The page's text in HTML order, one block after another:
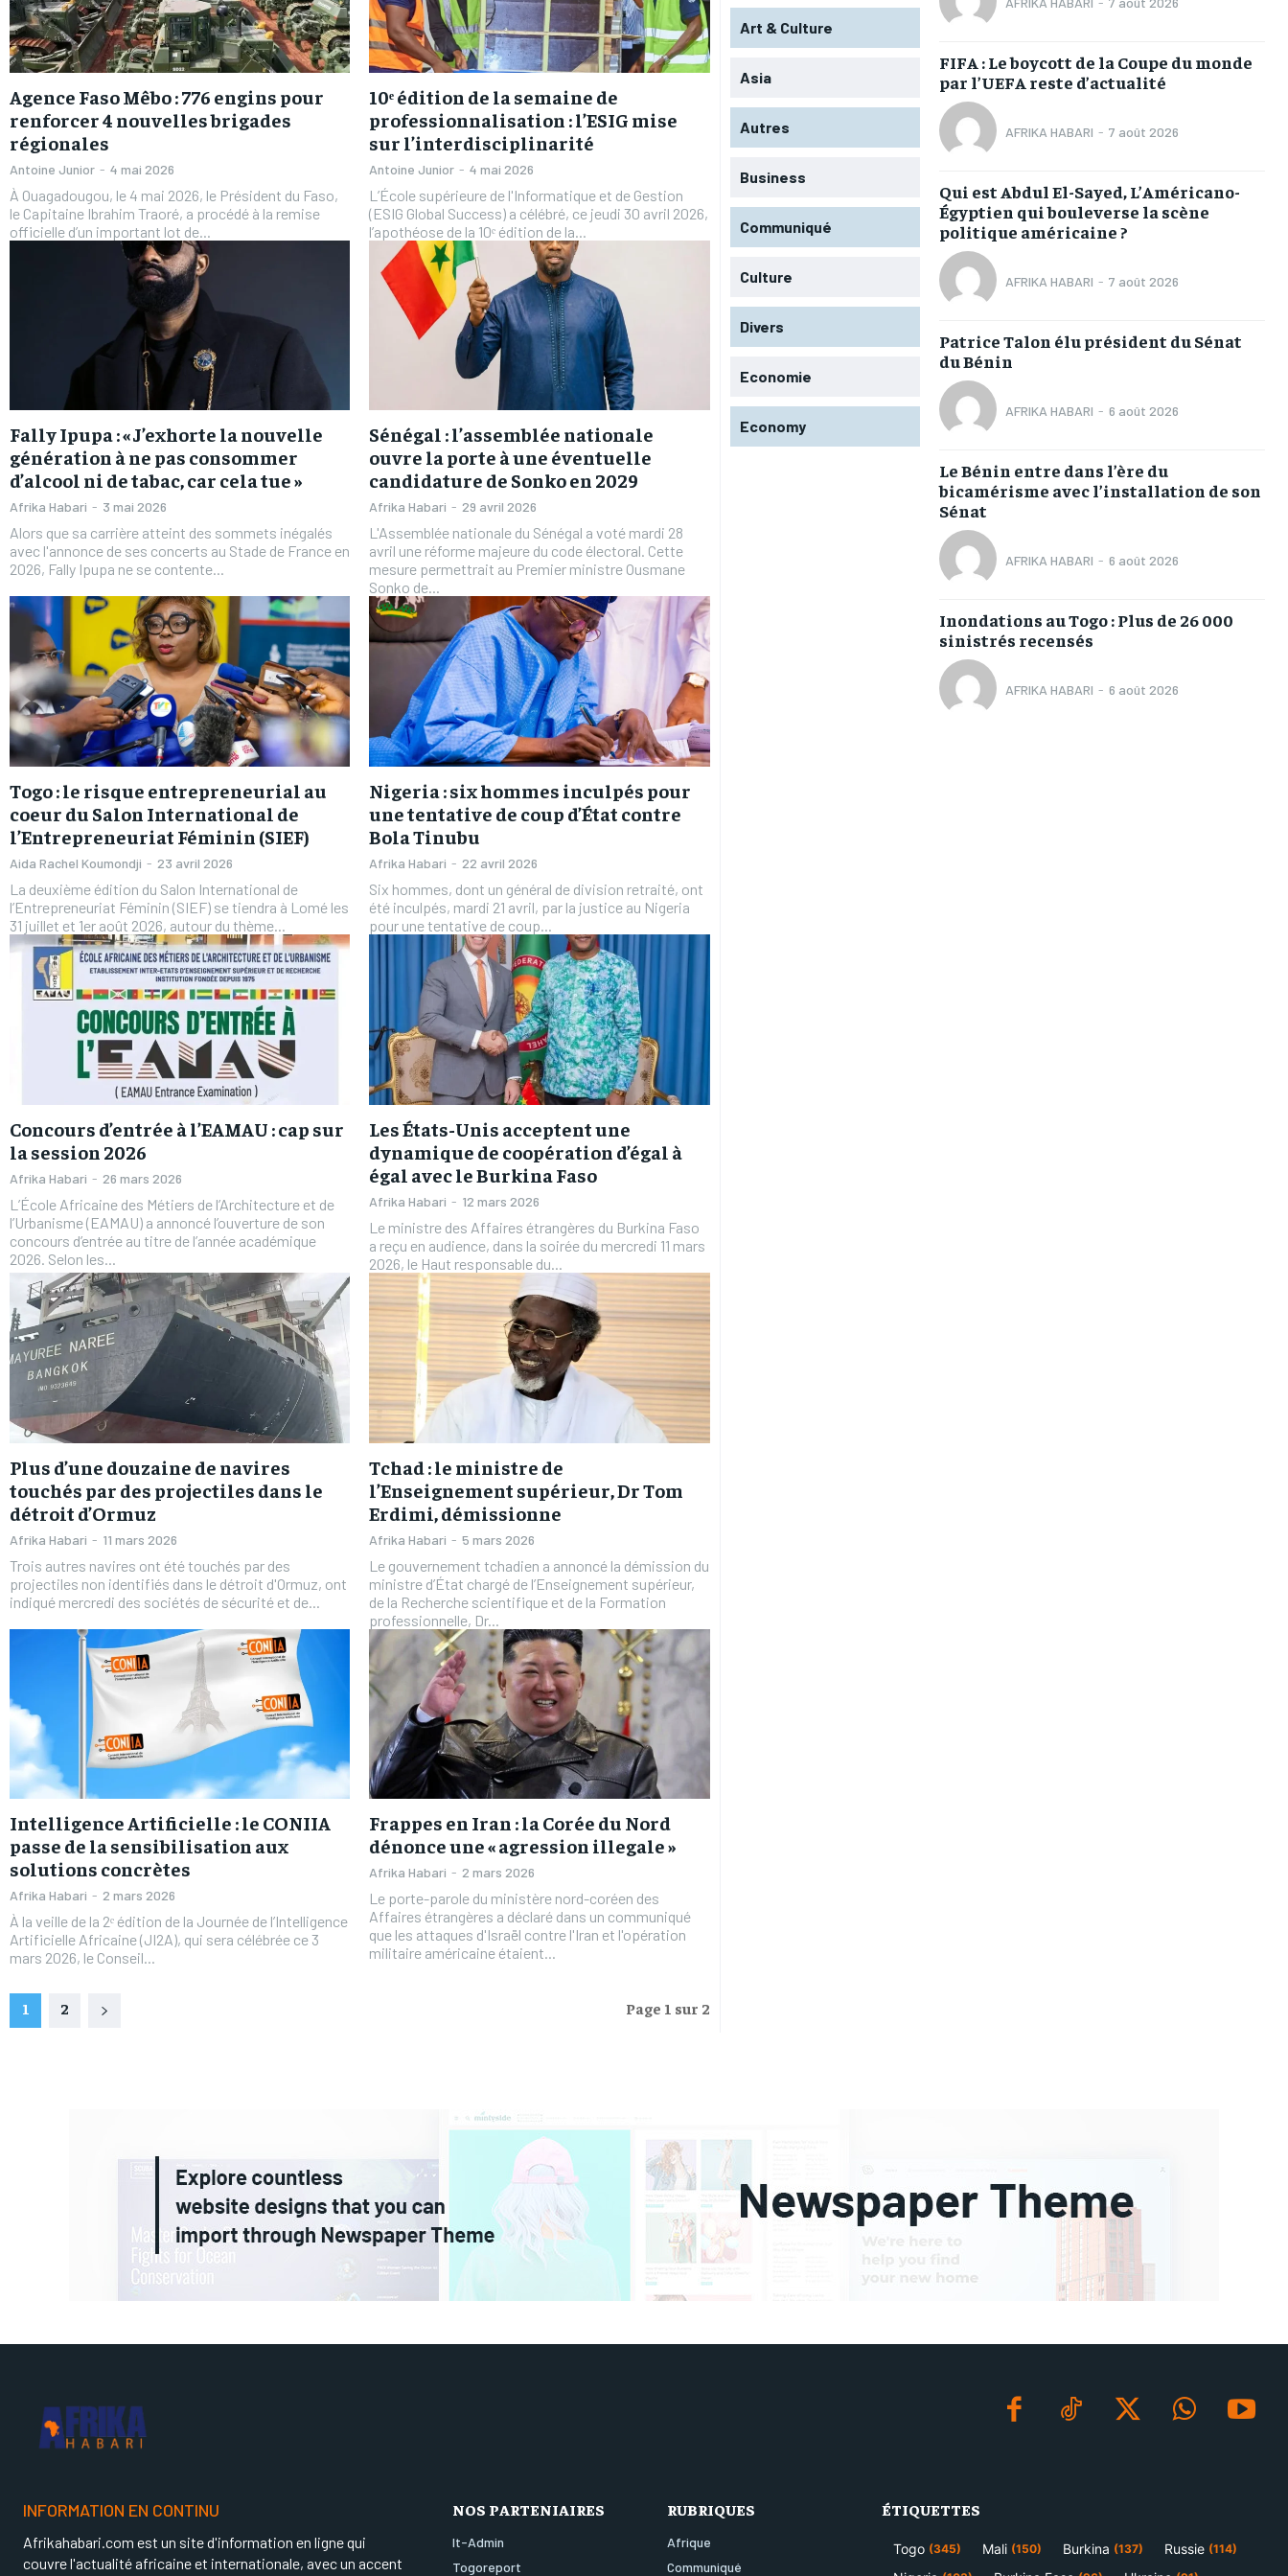
L’INTEGRAL
LOMEBOUGEINFO
NOUVELLE D’AFRIQUE
LEDEFENSEURINFO
228FOOT
ACTU LOMÉ
FOREVER
/ forever
Sign up with just an email address and you
get access to this tier instantly.
RECOMMENDED
1-YEAR
/ year
Pay now and you get access to exclusive
news and articles for a whole year.
FOREVER
/ forever
Sign up with just an email address and you
get access to this tier instantly.
RECOMMENDED
1-YEAR
/ year
Pay now and you get access to exclusive
news and articles for a whole year.
L’INTEGRAL
LOMEBOUGEINFO
NOUVELLE D’AFRIQUE
LEDEFENSEURINFO
228FOOT
ACTU LOMÉ
L’INTEGRAL
LOMEBOUGEINFO
NOUVELLE D’AFRIQUE
LEDEFENSEURINFO
228FOOT
ACTU LOMÉ
L’INTEGRAL
LOMEBOUGEINFO
NOUVELLE D’AFRIQUE
LEDEFENSEURINFO
228FOOT
ACTU LOMÉ
Agence Faso Mêbo : 776 engins pour
renforcer 4 nouvelles brigades
régionales
Antoine Junior - 4 mai 2026
À Ouagadougou, le 4 mai 2026, le Président du Faso,
le Capitaine Ibrahim Traoré, a procédé à la remise
officielle d’un important lot de...
10ᵉ édition de la semaine de
professionnalisation : l’ESIG mise
sur l’interdisciplinarité
Antoine Junior - 4 mai 2026
L’École supérieure de l'Informatique et de Gestion
(ESIG Global Success) a célébré, ce jeudi 30 avril 2026,
l’apothéose de la 10ᵉ édition de la...
Fally Ipupa : « J’exhorte la nouvelle
génération à ne pas consommer
d’alcool ni de tabac, car cela tue »
Afrika Habari - 3 mai 2026
Alors que sa carrière atteint des sommets inégalés
avec l'annonce de ses concerts au Stade de France en
2026, Fally Ipupa ne se contente...
Sénégal : l’assemblée nationale
ouvre la porte à une éventuelle
candidature de Sonko en 2029
Afrika Habari - 29 avril 2026
L'Assemblée nationale du Sénégal a voté mardi 28
avril une réforme majeure du code électoral. Cette
mesure permettrait au Premier ministre Ousmane
Sonko de...
Togo : le risque entrepreneurial au
coeur du Salon International de
l’Entrepreneuriat Féminin (SIEF)
Aida Rachel Koumondji - 23 avril 2026
La deuxième édition du Salon International de
l’Entrepreneuriat Féminin (SIEF) se tiendra à Lomé les
31 juillet et 1er août 2026, autour du thème...
Nigeria : six hommes inculpés pour
une tentative de coup d’État contre
Bola Tinubu
Afrika Habari - 22 avril 2026
Six hommes, dont un général de division retraité, ont
été inculpés, mardi 21 avril, par la justice au Nigeria
pour une tentative de coup...
Concours d’entrée à l’EAMAU : cap sur
la session 2026
Afrika Habari - 26 mars 2026
L’École Africaine des Métiers de l’Architecture et de
l’Urbanisme (EAMAU) a annoncé l’ouverture de son
concours d’entrée au titre de l’année académique
2026. Selon les...
Les États-Unis acceptent une
dynamique de coopération d’égal à
égal avec le Burkina Faso
Afrika Habari - 12 mars 2026
Le ministre des Affaires étrangères du Burkina Faso
a reçu en audience, dans la soirée du mercredi 11 mars
2026, le Haut responsable du...
Plus d’une douzaine de navires
touchés par des projectiles dans le
détroit d’Ormuz
Afrika Habari - 11 mars 2026
Trois autres navires ont été touchés par des
projectiles non identifiés dans le détroit d'Ormuz, ont
indiqué mercredi des sociétés de sécurité et de...
Tchad : le ministre de
l’Enseignement supérieur, Dr Tom
Erdimi, démissionne
Afrika Habari - 5 mars 2026
Le gouvernement tchadien a annoncé la démission du
ministre d’État chargé de l’Enseignement supérieur,
de la Recherche scientifique et de la Formation
professionnelle, Dr...
Intelligence Artificielle : le CONIIA
passe de la sensibilisation aux
solutions concrètes
Afrika Habari - 2 mars 2026
À la veille de la 2ᵉ édition de la Journée de l’Intelligence
Artificielle Africaine (JI2A), qui sera célébrée ce 3
mars 2026, le Conseil...
Frappes en Iran : la Corée du Nord
dénonce une « agression illegale »
Afrika Habari - 2 mars 2026
Le porte-parole du ministère nord-coréen des
Affaires étrangères a déclaré dans un communiqué
que les attaques d'Israël contre l'Iran et l'opération
militaire américaine étaient...
1 2 Page 1 sur 2
Art & Culture
Asia
Autres
Business
Communiqué
Culture
Divers
Economie
Economy
FIFA : Le boycott de la Coupe du monde
par l’UEFA reste d’actualité
AFRIKA HABARI - 7 août 2026
Qui est Abdul El-Sayed, L’Américano-
Égyptien qui bouleverse la scène
politique américaine ?
AFRIKA HABARI - 7 août 2026
Patrice Talon élu président du Sénat
du Bénin
AFRIKA HABARI - 6 août 2026
Le Bénin entre dans l’ère du
bicamérisme avec l’installation de son
Sénat
AFRIKA HABARI - 6 août 2026
Inondations au Togo : Plus de 26 000
sinistrés recensés
AFRIKA HABARI - 6 août 2026
INFORMATION EN CONTINU
Afrikahabari.com est un site d'information en ligne qui
couvre l'actualité africaine et internationale, avec un accent
NOS PARTENIAIRES
It-Admin
Togoreport
RUBRIQUES
Afrique
Communiqué
ÉTIQUETTES
Togo (345) Mali (150) Burkina (137) Russie (114)